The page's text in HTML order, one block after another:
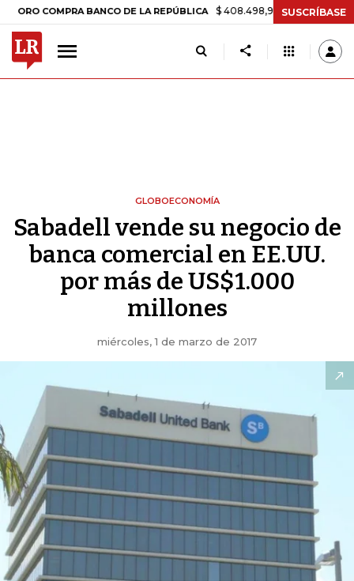
COMPRA BANCO DE LA REPÚBLICA $ 408.498,97 +$ 8.753,81 +2,19%
SUSCRÍBASE
GLOBOECONOMÍA
Sabadell vende su negocio de
banca comercial en EE.UU.
por más de US$1.000
millones
miércoles, 1 de marzo de 2017